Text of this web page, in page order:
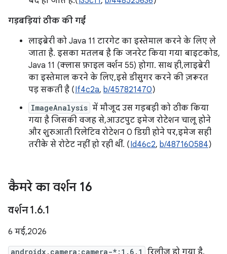
गड़बड़ियां ठीक की गईं
लाइब्रेरी को Java 11 टारगेट का इस्तेमाल करने के लिए ले
जाता है. इसका मतलब है कि जनरेट किया गया बाइटकोड,
Java 11 (क्लास फ़ाइल वर्शन 55) होगा. साथ ही, लाइब्रेरी
का इस्तेमाल करने के लिए, इसे डीसुगर करने की ज़रूरत
पड़ सकती है (If4c2a, b/457821470)
ImageAnalysis में मौजूद उस गड़बड़ी को ठीक किया
गया है जिसकी वजह से, आउटपुट इमेज रोटेशन चालू होने
और शुरुआती रिलेटिव रोटेशन 0 डिग्री होने पर, इमेज सही
तरीके से रोटेट नहीं हो रही थीं. (Id46c2, b/487160584)
कैमरे का वर्शन 16
वर्शन 1.6.1
6 मई, 2026
androidx.camera:camera-*:1.6.1
रिलीज़ हो गया है.